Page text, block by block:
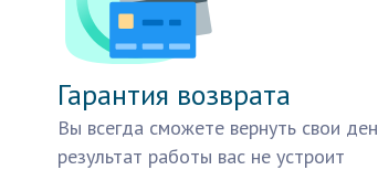
Гарантия возврата
Вы всегда сможете вернуть свои
результат работы вас не устроит